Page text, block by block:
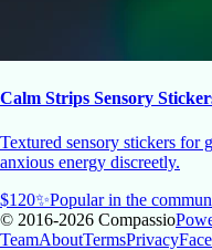
Calm Strips Sensory
Textured sensory stickers for
anxious energy discreetly.
$120✨Popular in the
© 2016-2026 Compassio
TeamAboutTermsPrivacy